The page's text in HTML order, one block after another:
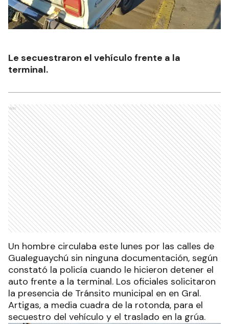
Le secuestraron el vehículo frente a la
terminal.
Ads
Un hombre circulaba este lunes por las calles de
Gualeguaychú sin ninguna documentación, según
constató la policía cuando le hicieron detener el
auto frente a la terminal. Los oficiales solicitaron
la presencia de Tránsito municipal en en Gral.
Artigas, a media cuadra de la rotonda, para el
secuestro del vehículo y el traslado en la grúa.